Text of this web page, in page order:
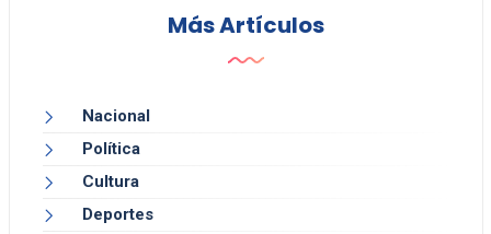
Más Artículos
Nacional
Política
Cultura
Deportes